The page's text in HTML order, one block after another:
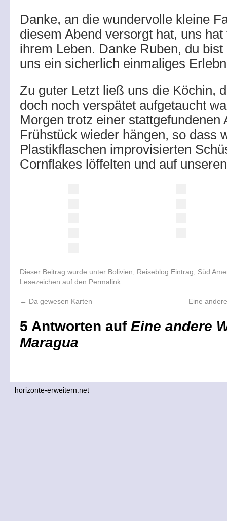
Danke, an die wundervolle kleine
diesem Abend versorgt hat, uns
ihrem Leben. Danke Ruben, du
uns ein sicherlich einmaliges
Zu guter Letzt ließ uns die Köchin,
doch noch verspätet aufgetaucht
Morgen trotz einer
Frühstück wieder hängen, so dass
Plastikflaschen improvisierten
Cornflakes löffelten und auf
Dieser Beitrag wurde unter Bolivien Reiseblog Eintrag
Süd
Lesezeichen auf den Permalink
← Da gewesen Karten Eine
5 Antworten auf Eine andere
Maragua
horizonte-erweitern.net